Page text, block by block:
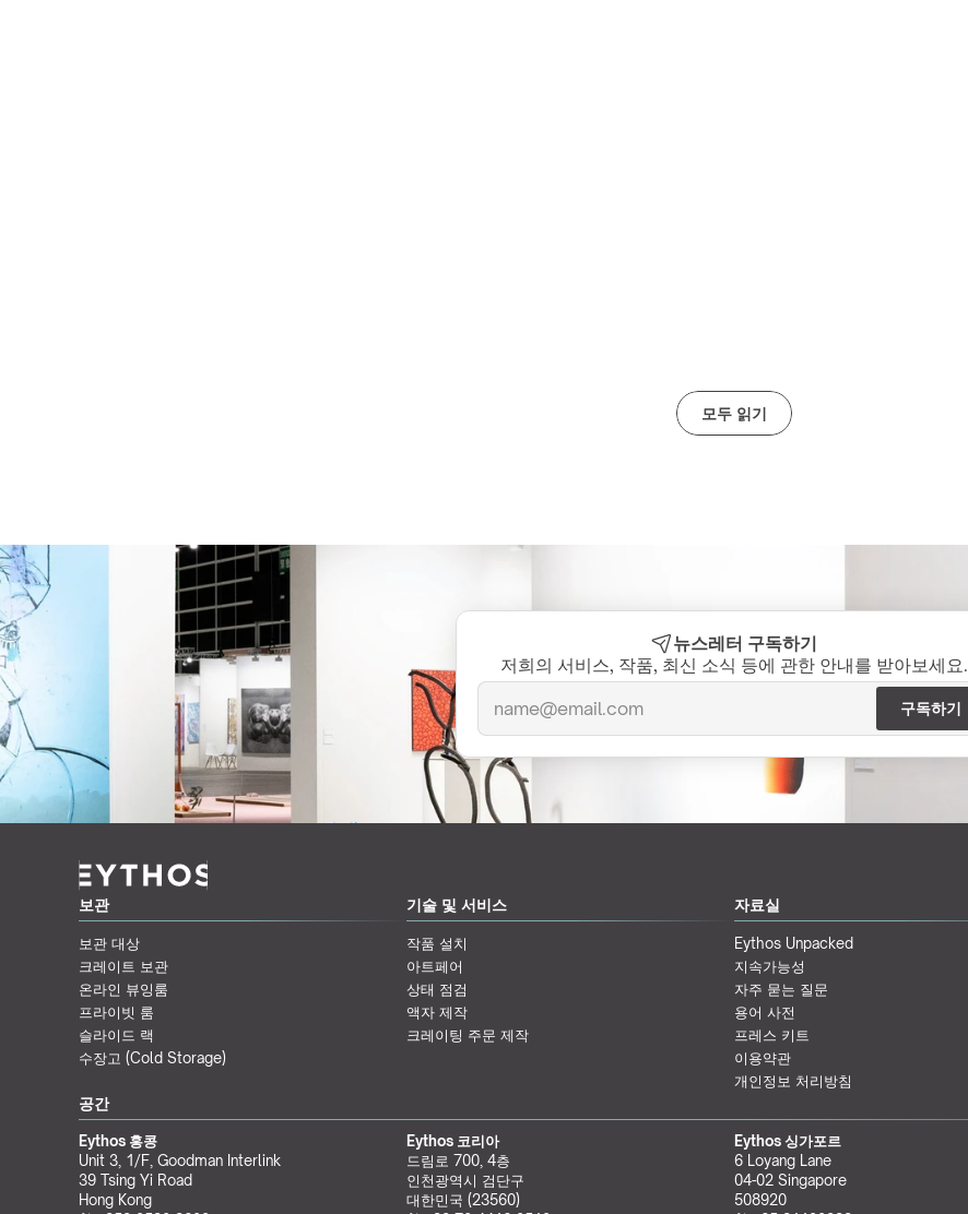
모두 읽기
뉴스레터 구독하기
저희의 서비스, 작품, 최신 소식 등에 관한 안내를 받아보세요.
보관
보관 대상
크레이트 보관
온라인 뷰잉룸
프라이빗 룸
슬라이드 랙
수장고 (Cold Storage)
기술 및 서비스
작품 설치
아트페어
상태 점검
액자 제작
크레이팅 주문 제작
자료실
Eythos Unpacked
지속가능성
자주 묻는 질문
용어 사전
프레스 키트
이용약관
개인정보 처리방침
공간
Eythos 홍콩
Unit 3, 1/F, Goodman Interlink
39 Tsing Yi Road
Hong Kong
Eythos 코리아
드림로 700, 4층
인천광역시 검단구
대한민국 (23560)
Eythos 싱가포르
6 Loyang Lane
04-02 Singapore
508920